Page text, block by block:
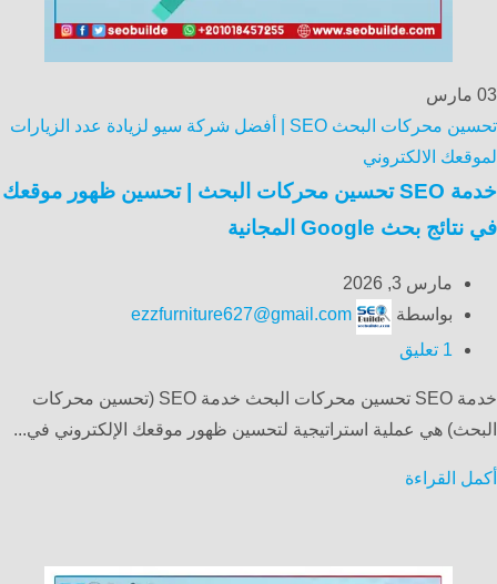
03 مارس
تحسين محركات البحث SEO | أفضل شركة سيو لزيادة عدد الزيارات
لموقعك الالكتروني
خدمة SEO تحسين محركات البحث | تحسين ظهور موقعك
في نتائج بحث Google المجانية
مارس 3, 2026
بواسطة
ezzfurniture627@gmail.com
1 تعليق
خدمة SEO تحسين محركات البحث خدمة SEO (تحسين محركات
البحث) هي عملية استراتيجية لتحسين ظهور موقعك الإلكتروني في...
أكمل القراءة